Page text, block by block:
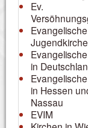
Ev.
Evangelische
Jugendkirche
in
in Hessen
Nassau
EVIM